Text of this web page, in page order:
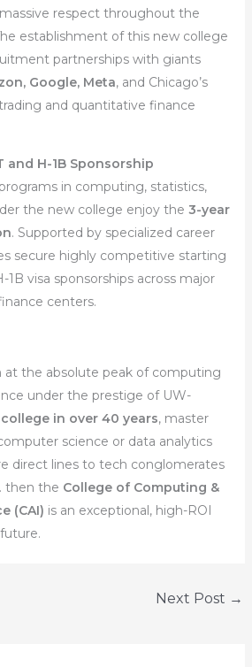
respect throughout the
establishment of this new college
partnerships with giants
Google, Meta, and Chicago’s
and quantitative finance
and H-1B Sponsorship
in computing, statistics,
the new college enjoy the 3-year
. Supported by specialized career
secure highly competitive starting
1B visa sponsorships across major
centers.
at the absolute peak of computing
under the prestige of UW-
in over 40 years, master
science or data analytics
direct lines to tech conglomerates
then the College of Computing &
(CAI) is an exceptional, high-ROI
Next Post →